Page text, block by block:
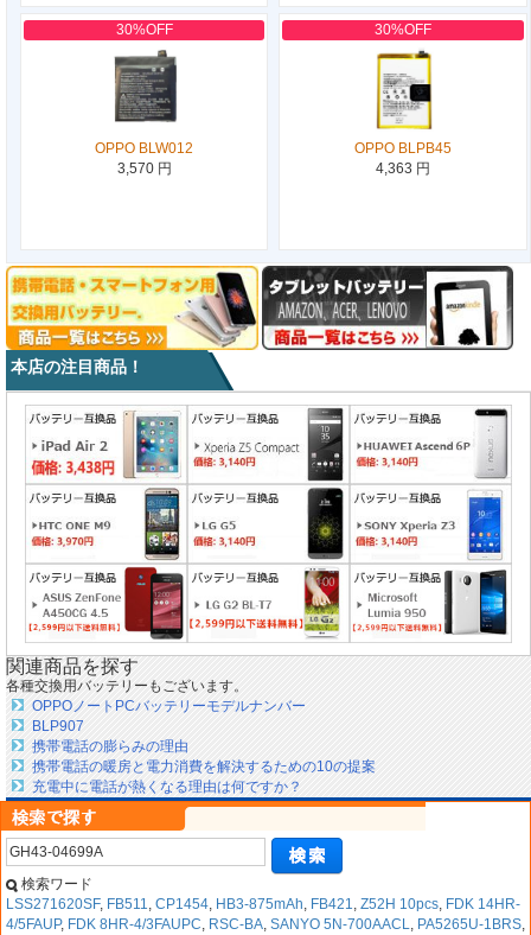
30%OFF
OPPO BLW012
3,570 円
30%OFF
OPPO BLPB45
4,363 円
本店の注目商品！
関連商品を探す
各種交換用バッテリーもございます。
OPPOノートPCバッテリーモデルナンバー
BLP907
携帯電話の膨らみの理由
携帯電話の暖房と電力消費を解決するための10の提案
充電中に電話が熱くなる理由は何ですか？
検索ワード
LSS271620SF, FB511, CP1454, HB3-875mAh, FB421, Z52H 10pcs, FDK 14HR-
4/5FAUP, FDK 8HR-4/3FAUPC, RSC-BA, SANYO 5N-700AACL, PA5265U-1BRS,